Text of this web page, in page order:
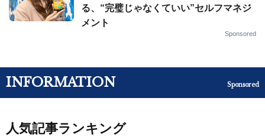
る、“完璧じゃなくていい”セルフマネジ
メント
Sponsored
INFORMATION Sponsored
人気記事ランキング